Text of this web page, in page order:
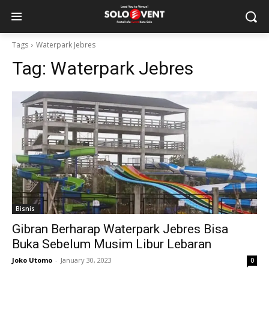
Tags Waterpark Jebres
Tag: Waterpark Jebres
Bisnis
Gibran Berharap Waterpark Jebres Bisa
Buka Sebelum Musim Libur Lebaran
Joko Utomo - January 30, 2023 0